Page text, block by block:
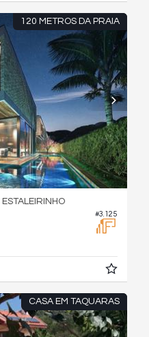
120 METROS DA PRAIA
#3.125
ESTALEIRINHO
CASA EM TAQUARAS